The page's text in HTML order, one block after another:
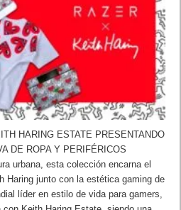
HARING ESTATE PRESENTANDO
DE ROPA Y PERIFÉRICOS
urbana, esta colección encarna el
Haring junto con la estética gaming de
líder en estilo de vida para gamers,